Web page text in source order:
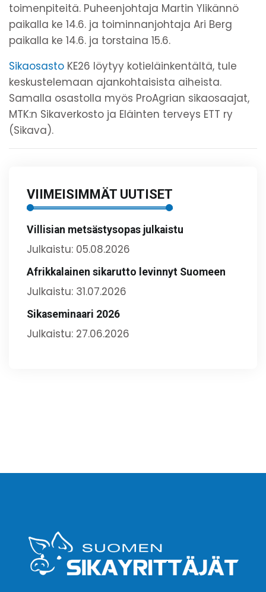
toimenpiteitä. Puheenjohtaja Martin Ylikännö
paikalla ke 14.6. ja toiminnanjohtaja Ari Berg
paikalla ke 14.6. ja torstaina 15.6.
Sikaosasto KE26 löytyy kotieläinkentältä, tule
keskustelemaan ajankohtaisista aiheista.
Samalla osastolla myös ProAgrian sikaosaajat,
MTK:n Sikaverkosto ja Eläinten terveys ETT ry
(Sikava).
VIIMEISIMMÄT UUTISET
Villisian metsästysopas julkaistu
Julkaistu: 05.08.2026
Afrikkalainen sikarutto levinnyt Suomeen
Julkaistu: 31.07.2026
Sikaseminaari 2026
Julkaistu: 27.06.2026